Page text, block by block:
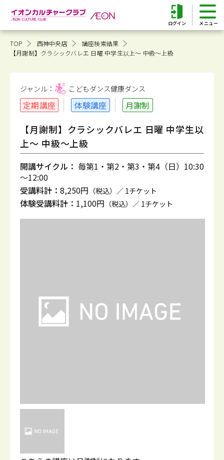
ログイン
TOP 西神中央店
講座検索結果
【月謝制】クラシックバレエ 日曜 中学生以上～ 中級～上級
ジャンル： こどもダンス健康ダンス
定期講座 体験講座 月謝制
【月謝制】クラシックバレエ 日曜 中学生以
上～ 中級～上級
開講サイクル： 毎第1・第2・第3・第4（日）10:30
～12:00
受講料計： 8,250円 （税込）／ 1チケット
体験受講料計： 1,100円 （税込）／ 1チケット